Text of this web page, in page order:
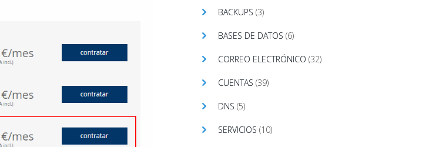
BACKUPS (3)
BASES DE DATOS (6)
CORREO ELECTRÓNICO (32)
CUENTAS (39)
DNS (5)
SERVICIOS (10)